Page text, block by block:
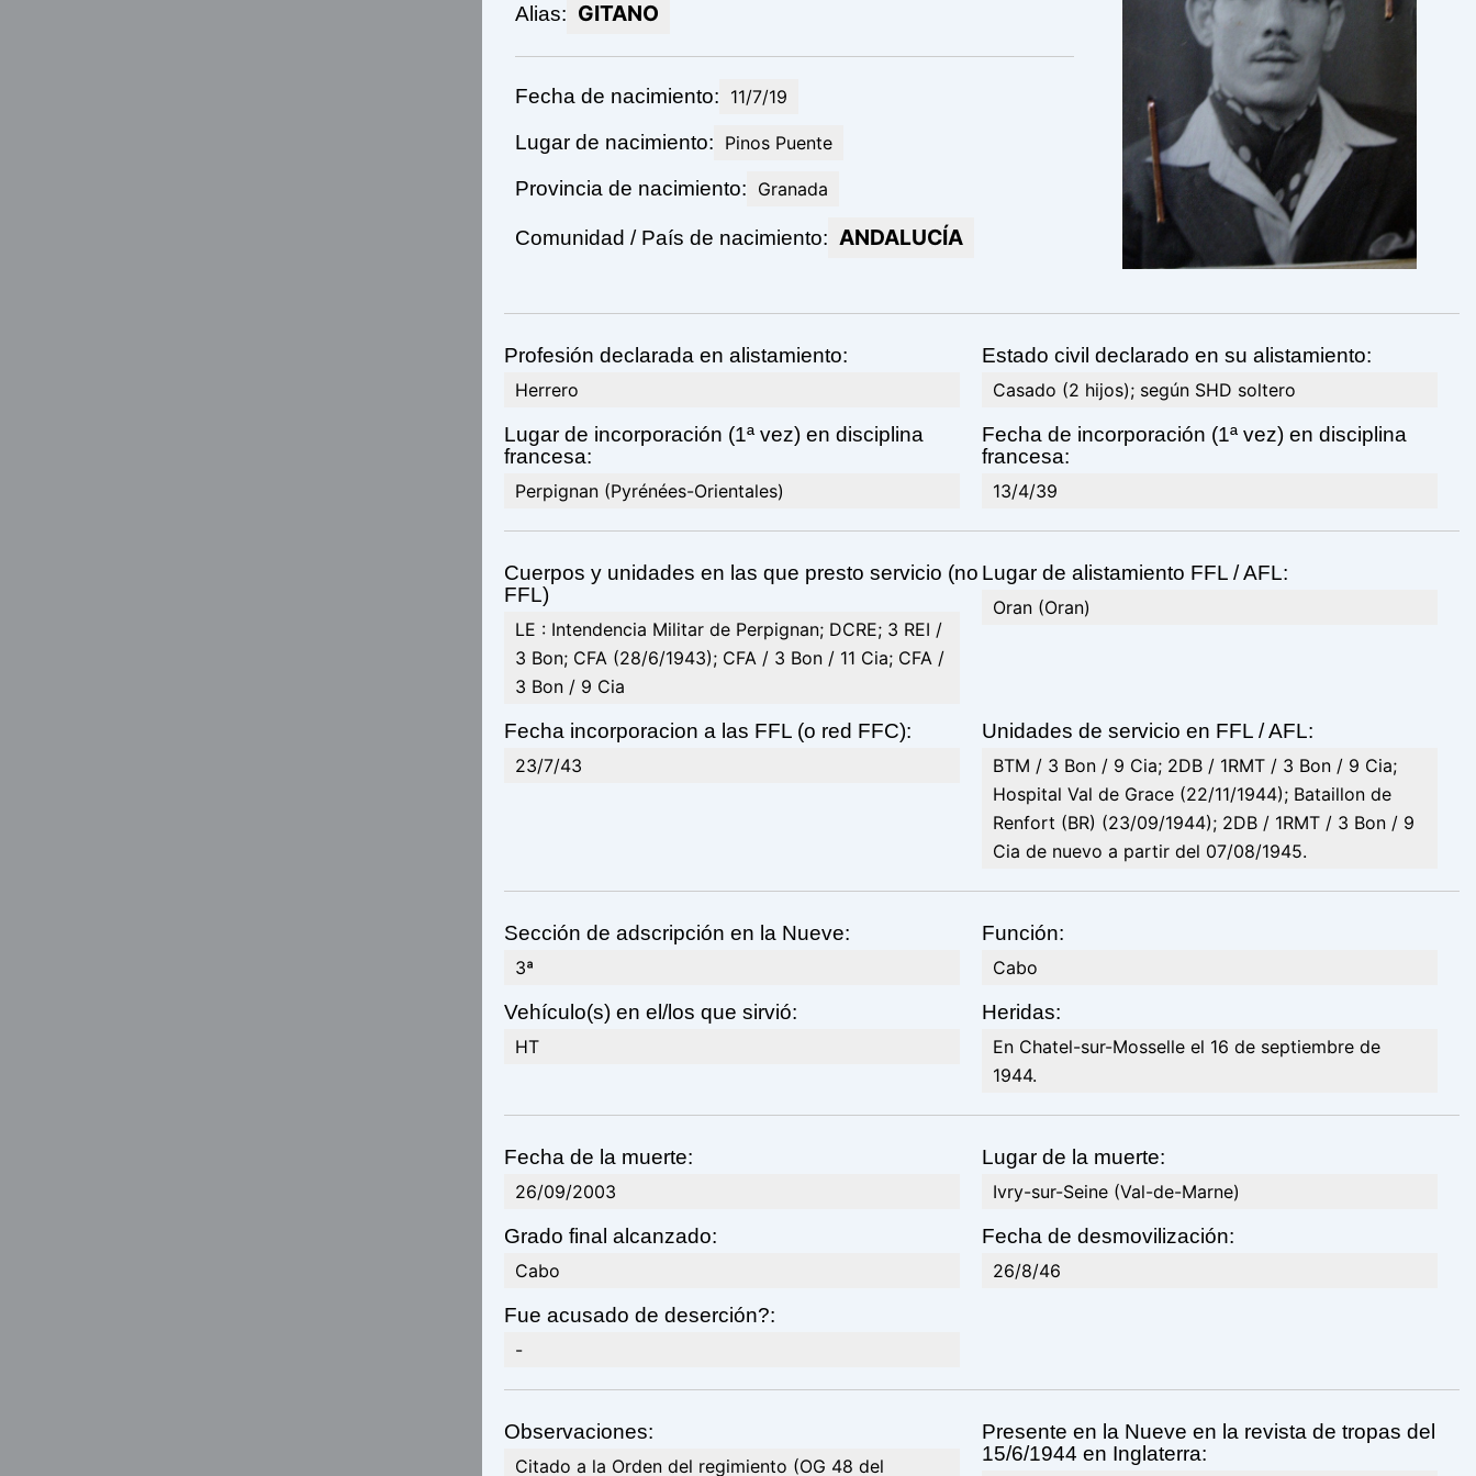
Alias: GITANO
Fecha de nacimiento: 11/7/19
Lugar de nacimiento: Pinos Puente
Provincia de nacimiento: Granada
Comunidad / País de nacimiento: ANDALUCÍA
Profesión declarada en alistamiento:
Herrero
Estado civil declarado en su alistamiento:
Casado (2 hijos); según SHD soltero
Lugar de incorporación (1ª vez) en disciplina
francesa:
Perpignan (Pyrénées-Orientales)
Fecha de incorporación (1ª vez) en disciplina
francesa:
13/4/39
Cuerpos y unidades en las que presto servicio (no
FFL)
LE : Intendencia Militar de Perpignan; DCRE; 3 REI /
3 Bon; CFA (28/6/1943); CFA / 3 Bon / 11 Cia; CFA /
3 Bon / 9 Cia
Lugar de alistamiento FFL / AFL:
Oran (Oran)
Fecha incorporacion a las FFL (o red FFC):
23/7/43
Unidades de servicio en FFL / AFL:
BTM / 3 Bon / 9 Cia; 2DB / 1RMT / 3 Bon / 9 Cia;
Hospital Val de Grace (22/11/1944); Bataillon de
Renfort (BR) (23/09/1944); 2DB / 1RMT / 3 Bon / 9
Cia de nuevo a partir del 07/08/1945.
Sección de adscripción en la Nueve:
3ª
Función:
Cabo
Vehículo(s) en el/los que sirvió:
HT
Heridas:
En Chatel-sur-Mosselle el 16 de septiembre de
1944.
Fecha de la muerte:
26/09/2003
Lugar de la muerte:
Ivry-sur-Seine (Val-de-Marne)
Grado final alcanzado:
Cabo
Fecha de desmovilización:
26/8/46
Fue acusado de deserción?:
-
Observaciones:
Citado a la Orden del regimiento (OG 48 del
Presente en la Nueve en la revista de tropas del
15/6/1944 en Inglaterra: